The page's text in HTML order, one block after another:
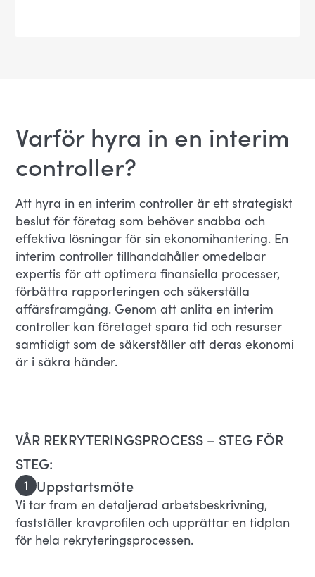
Varför hyra in en interim
controller?
Att hyra in en interim controller är ett strategiskt
beslut för företag som behöver snabba och
effektiva lösningar för sin ekonomihantering. En
interim controller tillhandahåller omedelbar
expertis för att optimera finansiella processer,
förbättra rapporteringen och säkerställa
affärsframgång. Genom att anlita en interim
controller kan företaget spara tid och resurser
samtidigt som de säkerställer att deras ekonomi
är i säkra händer.
VÅR REKRYTERINGSPROCESS – STEG FÖR
STEG:
1 Uppstartsmöte
Vi tar fram en detaljerad arbetsbeskrivning,
fastställer kravprofilen och upprättar en tidplan
för hela rekryteringsprocessen.